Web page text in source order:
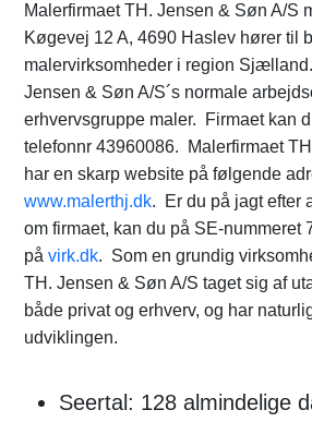
Malerfirmaet TH. Jensen & Søn A/S
Køgevej 12 A, 4690 Haslev hører til
malervirksomheder i region
Jensen & Søn A/S´s normale
erhvervsgruppe maler. Firmaet kan
telefonnr 43960086. Malerfirmaet
har en skarp website på følgende
www.malerthj.dk. Er du på jagt efter
om firmaet, kan du på SE-nummeret
på virk.dk. Som en grundig
TH. Jensen & Søn A/S taget sig af
både privat og erhverv, og har
udviklingen.
Seertal: 128 almindelige